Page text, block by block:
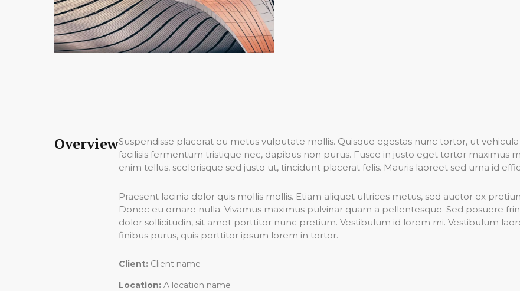
OverviewSuspendisse placerat eu metus vulputate mollis. Quisque egestas nunc tortor, ut
facilisis fermentum tristique nec, dapibus non purus. Fusce in justo eget tortor maximus
enim tellus, scelerisque sed justo ut, tincidunt placerat felis. Mauris laoreet sed urna id
Praesent lacinia dolor quis mollis mollis. Etiam aliquet ultrices metus, sed auctor ex
Donec eu ornare nulla. Vivamus maximus pulvinar quam a pellentesque. Sed posuere
dolor sollicitudin, sit amet porttitor nunc pretium. Vestibulum id lorem mi. Vestibulum
finibus purus, quis porttitor ipsum lorem in tortor.
Client: Client name
Location: A location name